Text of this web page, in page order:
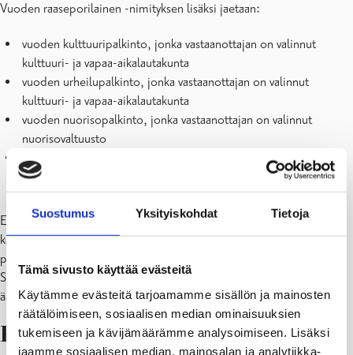
Suostumus Yksityiskohdat Tietoja
Tämä sivusto käyttää evästeitä
Käytämme evästeitä tarjoamamme sisällön ja mainosten
räätälöimiseen, sosiaalisen median ominaisuuksien
tukemiseen ja kävijämäärämme analysoimiseen. Lisäksi
jaamme sosiaalisen median, mainosalan ja analytiikka-
Vuoden raaseporilainen -nimityksen lisäksi jaetaan:
vuoden kulttuuripalkinto, jonka vastaanottajan on valinnut
kulttuuri- ja vapaa-aikalautakunta
vuoden urheilupalkinto, jonka vastaanottajan on valinnut
kulttuuri- ja vapaa-aikalautakunta
vuoden nuorisopalkinto, jonka vastaanottajan on valinnut
nuorisovaltuusto
vuoden kestävän kehityksen palkinto, jonka vastaanottajan on
valinnut kaupunkikehitysjaosto.
Ennakkotuomaristo, johon tänä vuonna kuuluvat
kaupunginhallituksen valitsemat jäsenet, kaupunginhallituksen
puheenjohtaja Anita Westerholm ja kaupunginhallituksen jäsen Kati
Sointukangas sekä viestintäpäällikkö Petra Louhimies, on valinnut
äänestykseen seuraavat ehdokkaat:
Raaseporin Jouluapu